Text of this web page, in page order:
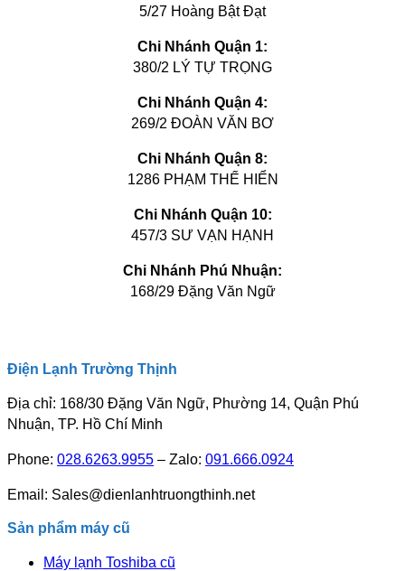
5/27 Hoàng Bật Đạt
Chi Nhánh Quận 1:
380/2 LÝ TỰ TRỌNG
Chi Nhánh Quận 4:
269/2 ĐOÀN VĂN BƠ
Chi Nhánh Quận 8:
1286 PHẠM THẾ HIỂN
Chi Nhánh Quận 10:
457/3 SƯ VẠN HẠNH
Chi Nhánh Phú Nhuận:
168/29 Đặng Văn Ngữ
Điện Lạnh Trường Thịnh
Địa chỉ: 168/30 Đặng Văn Ngữ, Phường 14, Quận Phú
Nhuận, TP. Hồ Chí Minh
Phone: 028.6263.9955 – Zalo: 091.666.0924
Email: Sales@dienlanhtruongthinh.net
Sản phẩm máy cũ
Máy lạnh Toshiba cũ